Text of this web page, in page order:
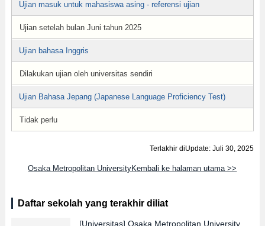
Ujian masuk untuk mahasiswa asing - referensi ujian
Ujian setelah bulan Juni tahun 2025
Ujian bahasa Inggris
Dilakukan ujian oleh universitas sendiri
Ujian Bahasa Jepang (Japanese Language Proficiency Test)
Tidak perlu
Terlakhir diUpdate: Juli 30, 2025
Osaka Metropolitan UniversityKembali ke halaman utama >>
Daftar sekolah yang terakhir diliat
[Universitas] Osaka Metropolitan University